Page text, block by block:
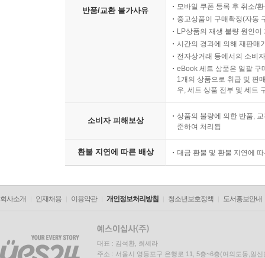
반품/교환 불가사유
모바일 쿠폰 등록 후 취소/
중고상품이 구매확정(자동
LP상품의 재생 불량 원인
시간의 경과에 의해 재판매
전자상거래 등에서의 소비
eBook 세트 상품은 일괄 구
1개의 상품으로 취급 및 판
우, 세트 상품 전부 및 세트
소비자 피해보상
상품의 불량에 의한 반품,
준하여 처리됨
환불 지연에 따른 배상 대금 환불 및 환불 지연에
회사소개 인재채용 이용약관 개인정보처리방침 청소년보호정책 도서홍보안내
대표 : 김석환, 최세라
주소 : 서울시 영등포구 은행로 11, 5층~6층(여의도동,일신